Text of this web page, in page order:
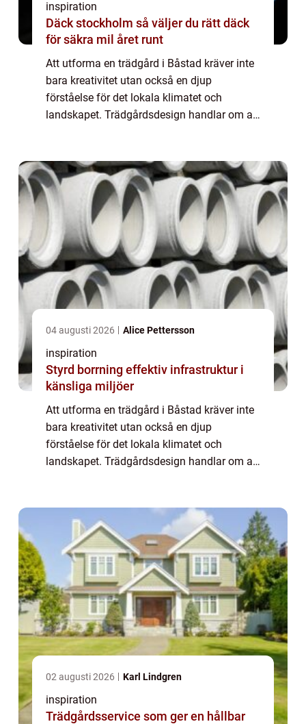
inspiration
Däck stockholm så väljer du rätt däck
för säkra mil året runt
Att utforma en trädgård i Båstad kräver inte
bara kreativitet utan också en djup
förståelse för det lokala klimatet och
landskapet. Trädgårdsdesign handlar om att
04 augusti 2026 Alice Pettersson
inspiration
Styrd borrning effektiv infrastruktur i
känsliga miljöer
Att utforma en trädgård i Båstad kräver inte
bara kreativitet utan också en djup
förståelse för det lokala klimatet och
landskapet. Trädgårdsdesign handlar om att
02 augusti 2026 Karl Lindgren
inspiration
Trädgårdsservice som ger en hållbar